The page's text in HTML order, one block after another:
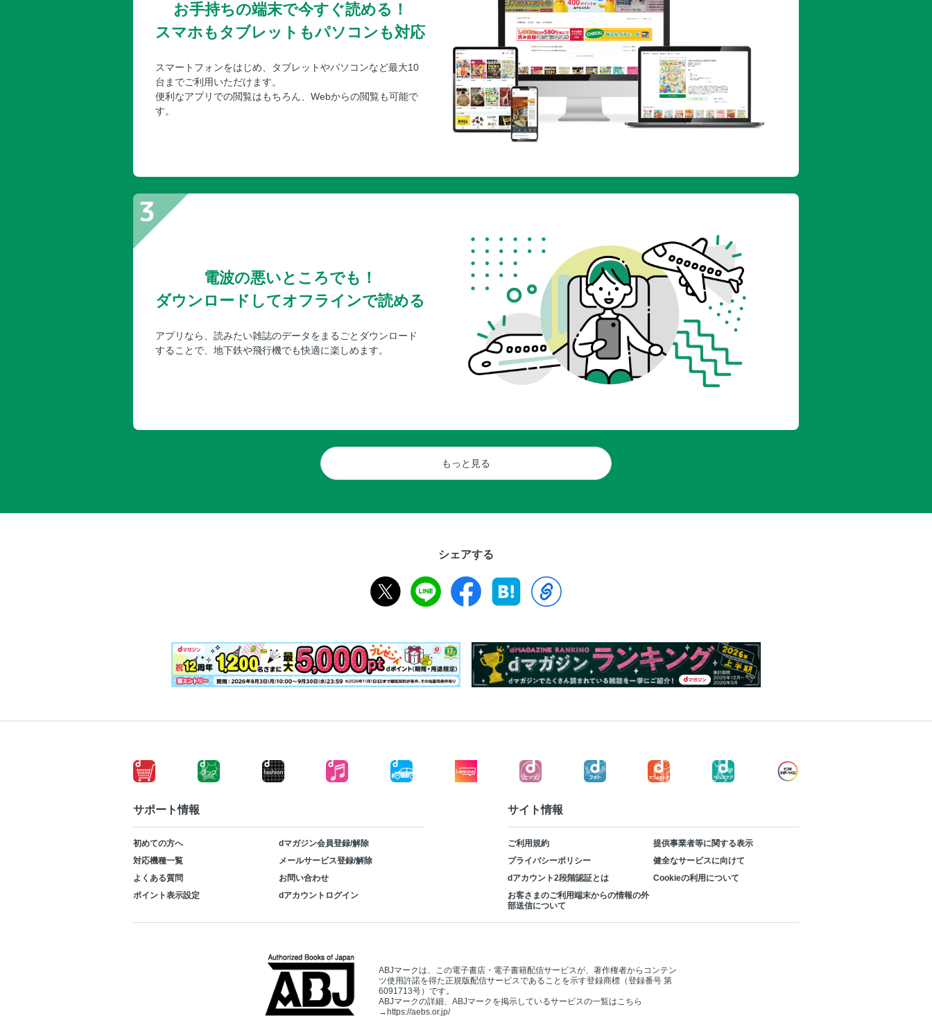
お手持ちの端末で今すぐ読める！
スマホもタブレットもパソコンも対応
スマートフォンをはじめ、タブレットやパソコンなど最大10
台までご利用いただけます。
便利なアプリでの閲覧はもちろん、Webからの閲覧も可能で
す。
電波の悪いところでも！
ダウンロードしてオフラインで読める
アプリなら、読みたい雑誌のデータをまるごとダウンロード
することで、地下鉄や飛行機でも快適に楽しめます。
もっと見る
シェアする
サポート情報
初めての方へ
dマガジン会員登録/解除
対応機種一覧
メールサービス登録/解除
よくある質問
お問い合わせ
ポイント表示設定
dアカウントログイン
サイト情報
ご利用規約
提供事業者等に関する表示
プライバシーポリシー
健全なサービスに向けて
dアカウント2段階認証とは
Cookieの利用について
お客さまのご利用端末からの情報の外
部送信について
ABJマークは、この電子書店・電子書籍配信サービスが、著作権者からコンテン
ツ使用許諾を得た正規版配信サービスであることを示す登録商標（登録番号 第
6091713号）です。
ABJマークの詳細、ABJマークを掲示しているサービスの一覧はこちら
→ https://aebs.or.jp/